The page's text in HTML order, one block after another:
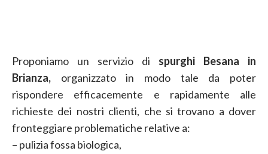
Proponiamo un servizio di spurghi Besana in
Brianza, organizzato in modo tale da poter
rispondere efficacemente e rapidamente alle
richieste dei nostri clienti, che si trovano a dover
fronteggiare problematiche relative a:
– pulizia fossa biologica,